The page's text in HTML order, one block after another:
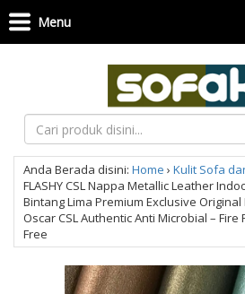
Menu
Anda Berada disini: Home › Kulit Sofa
FLASHY CSL Nappa Metallic Leather
Bintang Lima Premium Exclusive
Oscar CSL Authentic Anti Microbial –
Free